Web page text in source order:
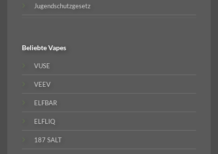
Jugendschutzgesetz
BeliebteVapes
VUSE
VEEV
ELFBAR
ELFLIQ
187 SALT